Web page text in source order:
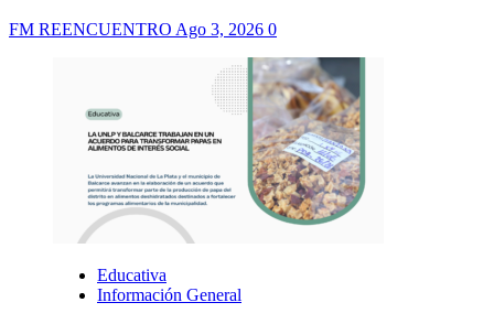
FM REENCUENTRO Ago 3, 2026 0
Educativa
Información General